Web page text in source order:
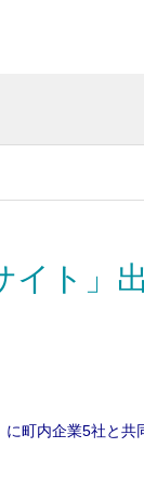
イト」
町内企業5社と共